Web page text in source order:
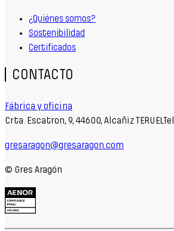
¿Quiénes somos?
Sostenibilidad
Certificados
CONTACTO
Fábrica y oficina
Crta. Escatron, 9, 44600, Alcañiz TERUELTel.
gresaragon@gresaragon.com
© Gres Aragón